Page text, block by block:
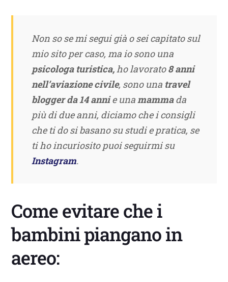
Non so se mi segui già o sei capitato sul
mio sito per caso, ma io sono una
psicologa turistica, ho lavorato8 anni
nell’aviazione civile, sono una travel
blogger da 14 annie una mammada
più di due anni, diciamo che i consigli
che ti do si basano su studi e pratica, se
ti ho incuriosito puoi seguirmi su
Instagram.
Come evitare che i
bambini piangano in
aereo: